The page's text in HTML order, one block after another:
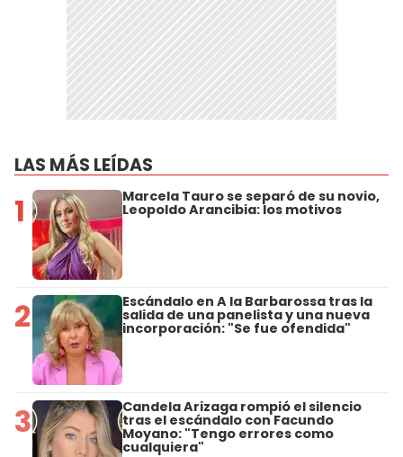
LAS MÁS LEÍDAS
1 Marcela Tauro se separó de su novio,
Leopoldo Arancibia: los motivos
2 Escándalo en A la Barbarossa tras la
salida de una panelista y una nueva
incorporación: "Se fue ofendida"
3 Candela Arizaga rompió el silencio
tras el escándalo con Facundo
Moyano: "Tengo errores como
cualquiera"